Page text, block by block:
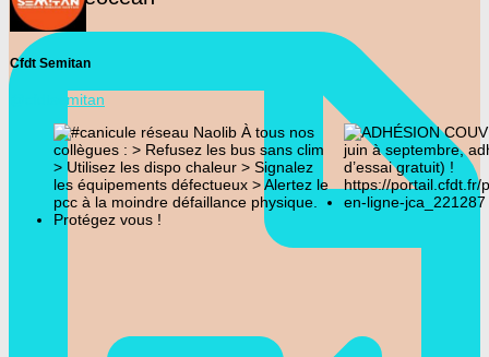
Cfdt Semitan
@cfdtsemitan